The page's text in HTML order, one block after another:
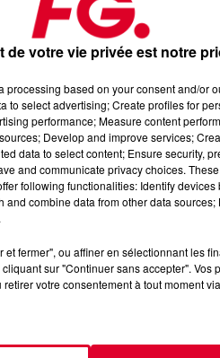
- 20H).
fondateur de la Fête de la
VL avec FG, sur le parvis de la
Monier, Antoine Chambe, et
"Happy Hour DJ"
de votre vie privée est notre
processing based on your consent and/or
to select advertising; Create profiles for
performance; Measure content
Develop and improve services;
data to select content; Ensure security,
and communicate privacy choices.
following functionalities: Identify
combine data from other data
fermer", ou affiner en sélectionnant les
sur "Continuer sans accepter".
votre consentement à tout moment